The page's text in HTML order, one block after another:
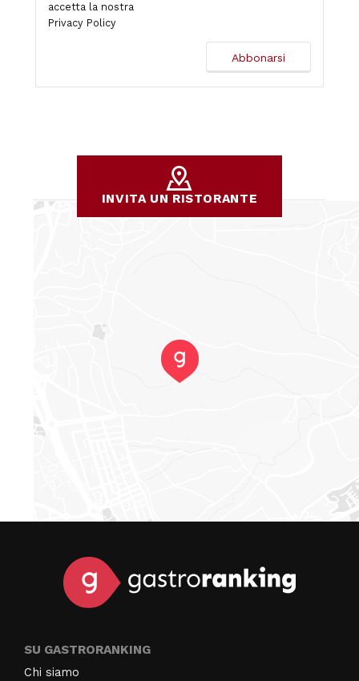
accetta la nostra
Privacy Policy
INVITA UN RISTORANTE
SU GASTRORANKING
Chi siamo